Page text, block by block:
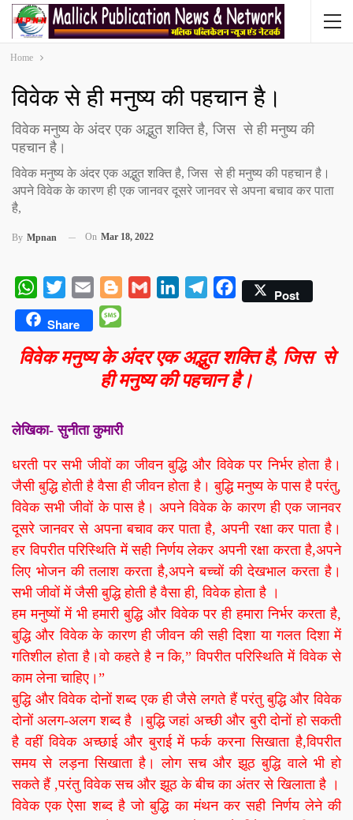
Home
विवेक से ही मनुष्य की पहचान है।
विवेक मनुष्य के अंदर एक अद्भुत शक्ति है, जिस से ही मनुष्य की
पहचान है।
विवेक मनुष्य के अंदर एक अद्भुत शक्ति है, जिस से ही मनुष्य की पहचान है।
अपने विवेक के कारण ही एक जानवर दूसरे जानवर से अपना बचाव कर पाता
है,
By Mpnan On Mar 18, 2022
WhatsApp
Twitter Email BloggerGmail LinkedInTelegramFacebookPost
Share
विवेक मनुष्य के अंदर एक अद्भुत शक्ति है, जिस से
ही मनुष्य की पहचान है।
लेखिका- सुनीता कुमारी
धरती पर सभी जीवों का जीवन बुद्धि और विवेक पर निर्भर होता है।
जैसी बुद्धि होती है वैसा ही जीवन होता है। बुद्धि मनुष्य के पास है परंतु,
विवेक सभी जीवों के पास है। अपने विवेक के कारण ही एक जानवर
दूसरे जानवर से अपना बचाव कर पाता है, अपनी रक्षा कर पाता है।
हर विपरीत परिस्थिति में सही निर्णय लेकर अपनी रक्षा करता है,अपने
लिए भोजन की तलाश करता है,अपने बच्चों की देखभाल करता है।
सभी जीवों में जैसी बुद्धि होती है वैसा ही, विवेक होता है ।
हम मनुष्यों में भी हमारी बुद्धि और विवेक पर ही हमारा निर्भर करता है,
बुद्धि और विवेक के कारण ही जीवन की सही दिशा या गलत दिशा में
गतिशील होता है।वो कहते है न कि,” विपरीत परिस्थिति में विवेक से
काम लेना चाहिए।”
बुद्धि और विवेक दोनों शब्द एक ही जैसे लगते हैं परंतु बुद्धि और विवेक
दोनों अलग-अलग शब्द है ।बुद्धि जहां अच्छी और बुरी दोनों हो सकती
है वहीं विवेक अच्छाई और बुराई में फर्क करना सिखाता है,विपरीत
समय से लड़ना सिखाता है। लोग सच और झूठ बुद्धि वाले भी हो
सकते हैं ,परंतु विवेक सच और झूठ के बीच का अंतर से खिलाता है ।
विवेक एक ऐसा शब्द है जो बुद्धि का मंथन कर सही निर्णय लेने की